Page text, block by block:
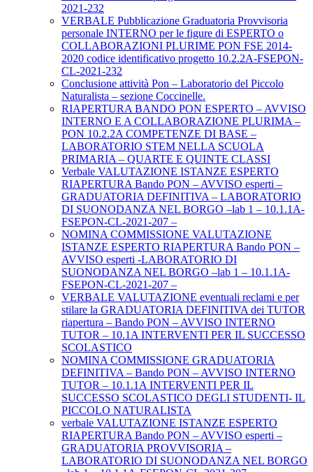
2021-232
VERBALE Pubblicazione Graduatoria Provvisoria
personale INTERNO per le figure di ESPERTO o
COLLABORAZIONI PLURIME PON FSE 2014-
2020 codice identificativo progetto 10.2.2A-FSEPON-
CL-2021-232
Conclusione attività Pon – Laboratorio del Piccolo
Naturalista – sezione Coccinelle.
RIAPERTURA BANDO PON ESPERTO – AVVISO
INTERNO E A COLLABORAZIONE PLURIMA –
PON 10.2.2A COMPETENZE DI BASE –
LABORATORIO STEM NELLA SCUOLA
PRIMARIA – QUARTE E QUINTE CLASSI
Verbale VALUTAZIONE ISTANZE ESPERTO
RIAPERTURA Bando PON – AVVISO esperti –
GRADUATORIA DEFINITIVA – LABORATORIO
DI SUONODANZA NEL BORGO –lab 1 – 10.1.1A-
FSEPON-CL-2021-207 –
NOMINA COMMISSIONE VALUTAZIONE
ISTANZE ESPERTO RIAPERTURA Bando PON –
AVVISO esperti -LABORATORIO DI
SUONODANZA NEL BORGO –lab 1 – 10.1.1A-
FSEPON-CL-2021-207 –
VERBALE VALUTAZIONE eventuali reclami e per
stilare la GRADUATORIA DEFINITIVA dei TUTOR
riapertura – Bando PON – AVVISO INTERNO
TUTOR – 10.1A INTERVENTI PER IL SUCCESSO
SCOLASTICO
NOMINA COMMISSIONE GRADUATORIA
DEFINITIVA – Bando PON – AVVISO INTERNO
TUTOR – 10.1.1A INTERVENTI PER IL
SUCCESSO SCOLASTICO DEGLI STUDENTI- IL
PICCOLO NATURALISTA
verbale VALUTAZIONE ISTANZE ESPERTO
RIAPERTURA Bando PON – AVVISO esperti –
GRADUATORIA PROVVISORIA –
LABORATORIO DI SUONODANZA NEL BORGO